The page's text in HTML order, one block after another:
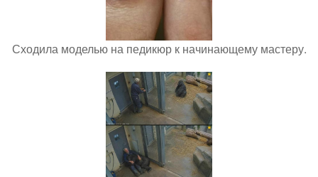
Сходила моделью на педикюр к начинающему мастеру.